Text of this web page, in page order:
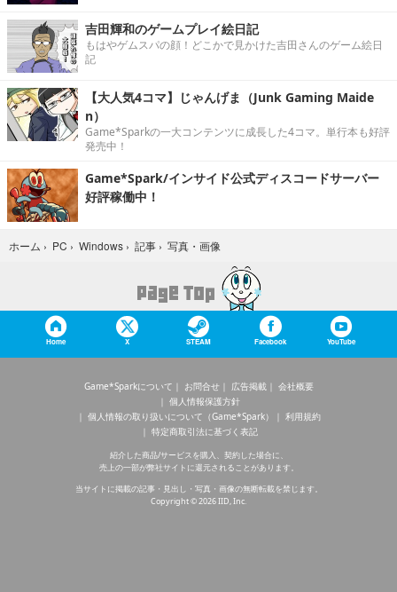
吉田輝和のゲームプレイ絵日記
もはやゲムスパの顔！どこかで見かけた吉田さんのゲーム絵日
記
【大人気4コマ】じゃんげま（Junk Gaming Maide
n）
Game*Sparkの一大コンテンツに成長した4コマ。単行本も好評
発売中！
Game*Spark/インサイド公式ディスコードサーバー
好評稼働中！
ホーム › PC › Windows › 記事 › 写真・画像
Home X STEAM Facebook YouTube
Game*Sparkについて お問合せ 広告掲載
会社概要
個人情報保護方針
個人情報の取り扱いについて（Game*Spark）
利用規約
特定商取引法に基づく表記
紹介した商品/サービスを購入、契約した場合に、
売上の一部が弊社サイトに還元されることがあります。
当サイトに掲載の記事・見出し・写真・画像の無断転載を禁じます。
Copyright © 2026 IID, Inc.